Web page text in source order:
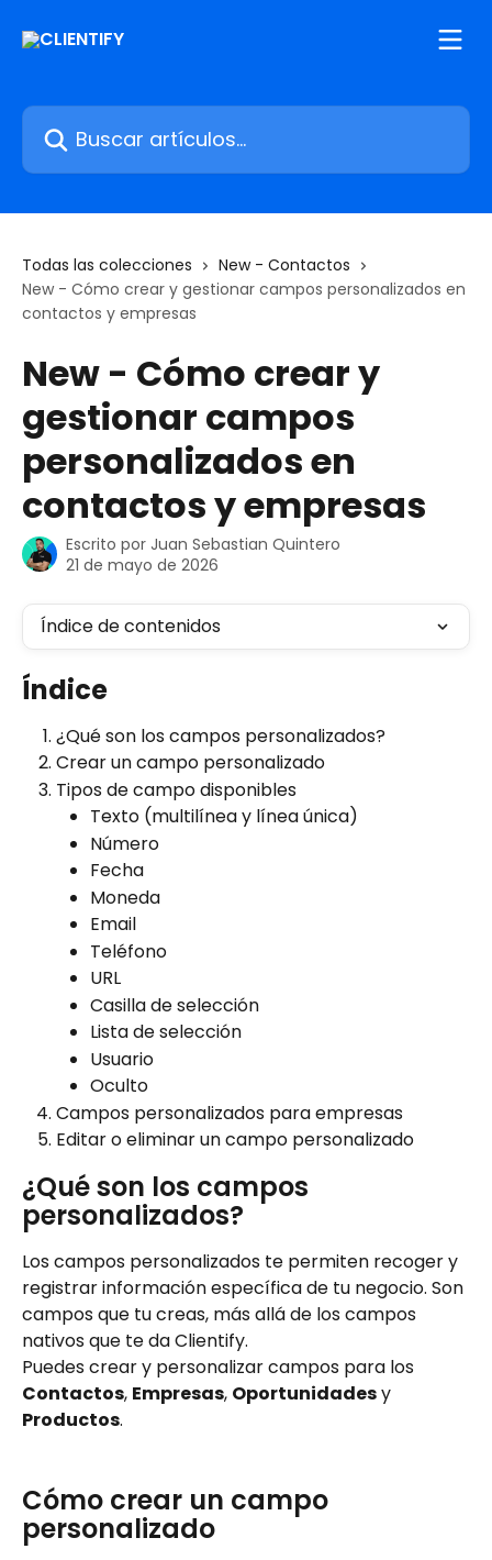
Buscar artículos...
Todas las colecciones
New - Contactos
New - Cómo crear y gestionar campos personalizados en
contactos y empresas
New - Cómo crear y
gestionar campos
personalizados en
contactos y empresas
Escrito por Juan Sebastian Quintero
21 de mayo de 2026
Índice de contenidos
Índice
¿Qué son los campos personalizados?
Crear un campo personalizado
Tipos de campo disponibles
Texto (multilínea y línea única)
Número
Fecha
Moneda
Email
Teléfono
URL
Casilla de selección
Lista de selección
Usuario
Oculto
Campos personalizados para empresas
Editar o eliminar un campo personalizado
¿Qué son los campos
personalizados?
Los campos personalizados te permiten recoger y
registrar información específica de tu negocio. Son
campos que tu creas, más allá de los campos
nativos que te da Clientify.
Puedes crear y personalizar campos para los
Contactos, Empresas, Oportunidades y
Productos.
Cómo crear un campo
personalizado